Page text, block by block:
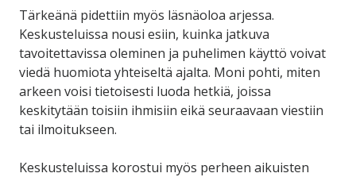
Tärkeänä pidettiin myös läsnäoloa arjessa.
Keskusteluissa nousi esiin, kuinka jatkuva
tavoitettavissa oleminen ja puhelimen käyttö voivat
viedä huomiota yhteiseltä ajalta. Moni pohti, miten
arkeen voisi tietoisesti luoda hetkiä, joissa
keskitytään toisiin ihmisiin eikä seuraavaan viestiin
tai ilmoitukseen.
Keskusteluissa korostui myös perheen aikuisten